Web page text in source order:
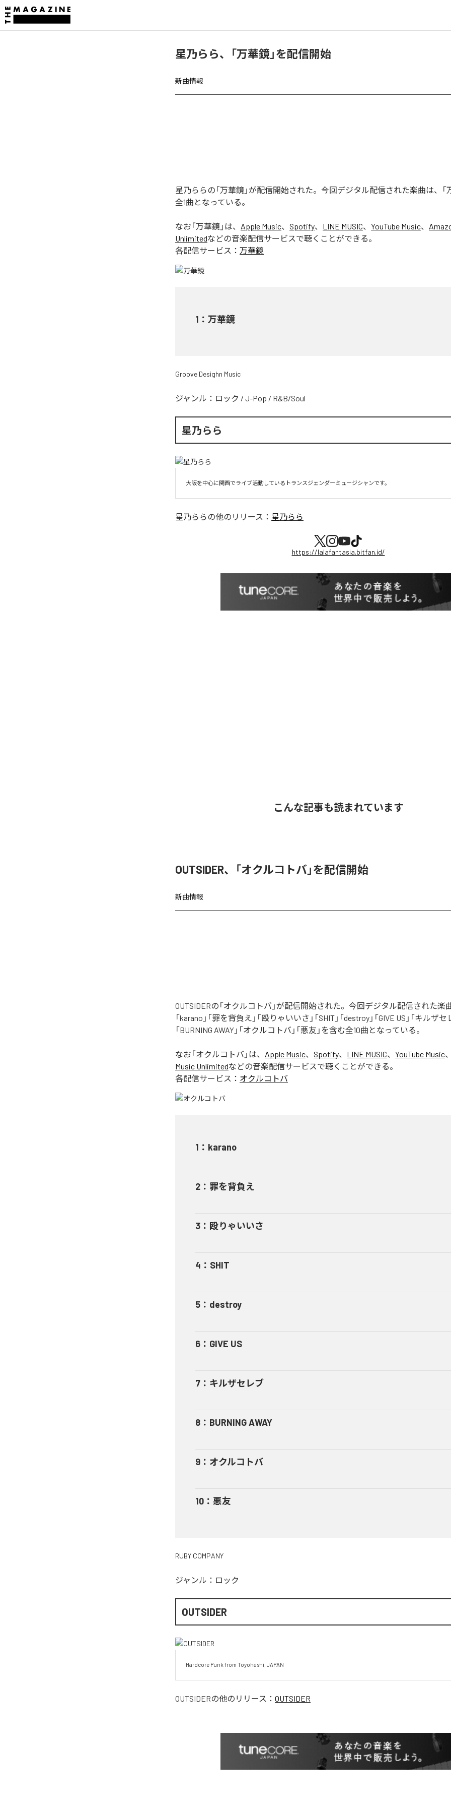
星乃らら、「万華鏡」を配信開始
新曲情報
星乃ららの「万華鏡」が配信開始された。今回デジタル配信された楽曲は、「
全1曲となっている。
なお「万華鏡 」は、 Apple Music、 Spotify、 LINE MUSIC、 YouTube Music、
Unlimitedなどの音楽配信サービスで聴くことができる。
各配信サービス： 万華鏡
1 ： 万華鏡
Groove Desighn Music
ジャンル： ロック / J-Pop / R&B/Soul
星乃らら
大阪を中心に関西でライブ活動しているトランスジェンダーミュージシャンです。
星乃ららの他のリリース： 星乃らら
https://lalafantasia.bitfan.id/
こんな記事も読まれています
OUTSIDER、「オクルコトバ」を配信開始
新曲情報
OUTSIDERの「オクルコトバ」が配信開始された。今回デジタル配信された楽
「karano」「罪を背負え」「殴りゃいいさ」「SHIT」「destroy」「GIVE US」「キルザセ
「BURNING AWAY」「オクルコトバ」「悪友」を含む全10曲となっている。
なお「オクルコトバ 」は、 Apple Music、 Spotify、 LINE MUSIC、 YouTube Music、
Music Unlimitedなどの音楽配信サービスで聴くことができる。
各配信サービス： オクルコトバ
1 ： karano
2 ： 罪を背負え
3 ： 殴りゃいいさ
4 ： SHIT
5 ： destroy
6 ： GIVE US
7 ： キルザセレブ
8 ： BURNING AWAY
9 ： オクルコトバ
10 ： 悪友
RUBY COMPANY
ジャンル： ロック
OUTSIDER
Hardcore Punk from Toyohashi, JAPAN
OUTSIDERの他のリリース： OUTSIDER